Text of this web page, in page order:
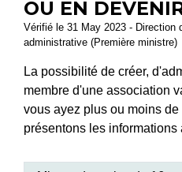
OU EN
Vérifié le 31 May 2023 - Direction
administrative (Première ministre)
La possibilité de créer,
membre d'une association
vous ayez plus ou moins
présentons les informations